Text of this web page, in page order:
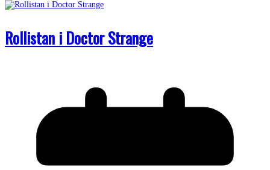
Rollistan i Doctor Strange